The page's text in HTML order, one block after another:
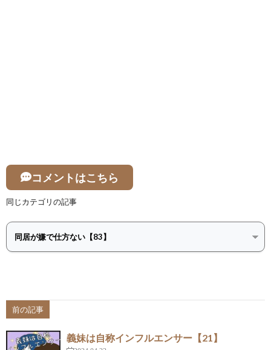
コメントはこちら
同じカテゴリの記事
前の記事
義妹は自称インフルエンサー【21】